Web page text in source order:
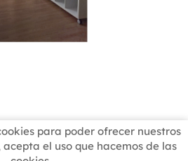
para poder ofrecer nuestros
el uso que hacemos de las